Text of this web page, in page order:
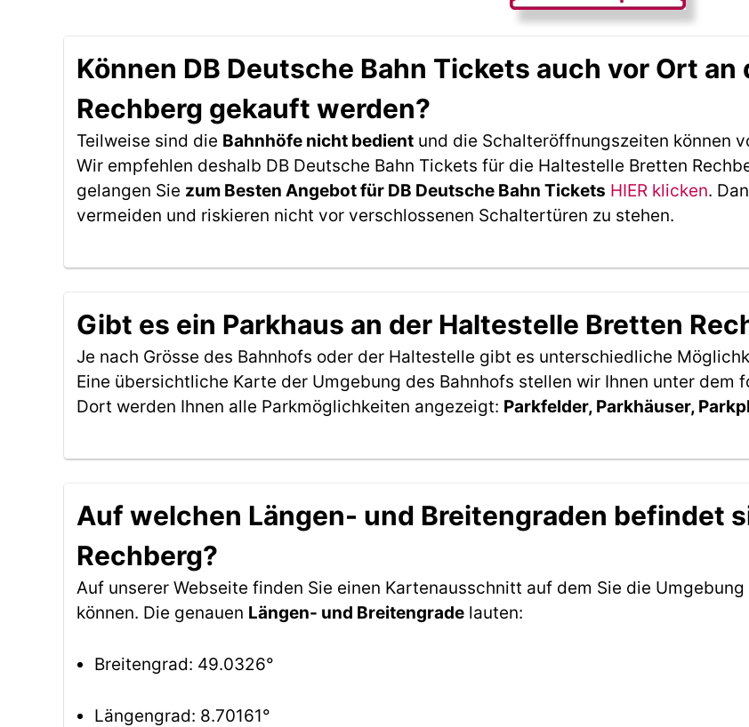
Können DB Deutsche Bahn Tickets auch vor Ort
Rechberg gekauft werden?
Teilweise sind die Bahnhöfe nicht bedient und die Schalteröffnungszeiten können
Wir empfehlen deshalb DB Deutsche Bahn Tickets für die Haltestelle Bretten
gelangen Sie zum Besten Angebot für DB Deutsche Bahn Tickets HIER klicken.
vermeiden und riskieren nicht vor verschlossenen Schaltertüren zu stehen.
Gibt es ein Parkhaus an der Haltestelle Bretten
Je nach Grösse des Bahnhofs oder der Haltestelle gibt es unterschiedliche
Eine übersichtliche Karte der Umgebung des Bahnhofs stellen wir Ihnen unter dem
Dort werden Ihnen alle Parkmöglichkeiten angezeigt: Parkfelder, Parkhäuser,
Auf welchen Längen- und Breitengraden befindet
Rechberg?
Auf unserer Webseite finden Sie einen Kartenausschnitt auf dem Sie die
können. Die genauen Längen- und Breitengrade lauten:
Breitengrad: 49.0326°
Längengrad: 8.70161°